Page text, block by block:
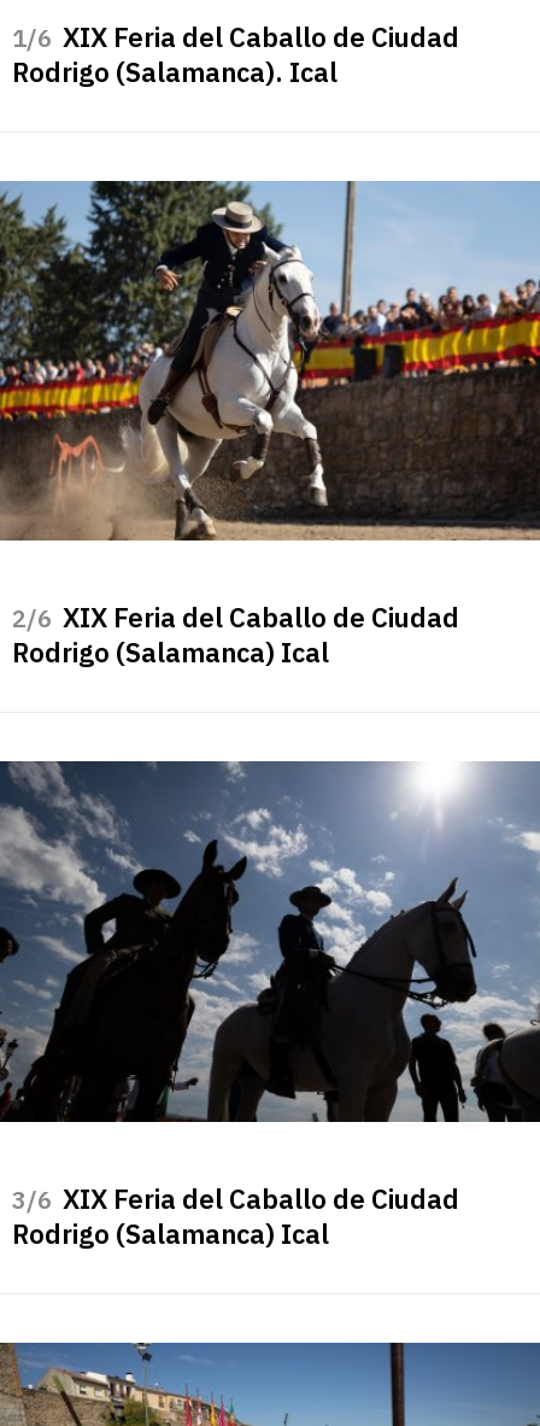
/6 XIX Feria del Caballo de Ciudad
Rodrigo (Salamanca). Ical
/6 XIX Feria del Caballo de Ciudad
Rodrigo (Salamanca) Ical
/6 XIX Feria del Caballo de Ciudad
Rodrigo (Salamanca) Ical